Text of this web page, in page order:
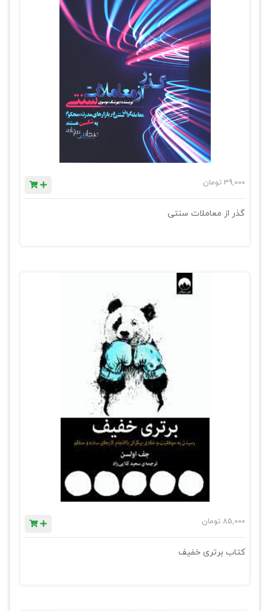
39,000 تومان
گذر از معاملات سنتی
85,000 تومان
کتاب برتری خفیف